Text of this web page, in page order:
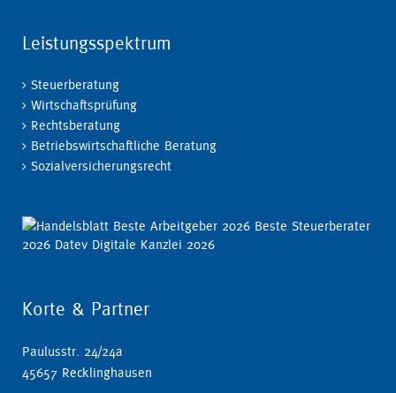
Leistungsspektrum
Steuerberatung
Wirtschaftsprüfung
Rechtsberatung
Betriebswirtschaftliche Beratung
Sozialversicherungsrecht
Korte & Partner
Paulusstr. 24/24a
45657 Recklinghausen